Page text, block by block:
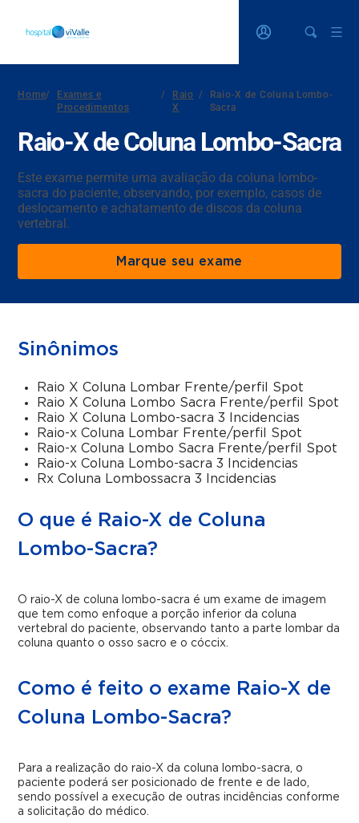
Home/
Exames e
Procedimentos
/
Raio
X
/
Raio-X de Coluna Lombo-
Sacra
Raio-X de Coluna Lombo-Sacra
Este exame permite uma avaliação da coluna lombo-
sacra do paciente, observando, por exemplo, casos de
deslocamento e achatamento de discos da coluna
vertebral.
Marque seu exame
Sinônimos
Raio X Coluna Lombar Frente/perfil Spot
Raio X Coluna Lombo Sacra Frente/perfil Spot
Raio X Coluna Lombo-sacra 3 Incidencias
Raio-x Coluna Lombar Frente/perfil Spot
Raio-x Coluna Lombo Sacra Frente/perfil Spot
Raio-x Coluna Lombo-sacra 3 Incidencias
Rx Coluna Lombossacra 3 Incidencias
O que é Raio-X de Coluna
Lombo-Sacra?
O raio-X de coluna lombo-sacra é um exame de imagem
que tem como enfoque a porção inferior da coluna
vertebral do paciente, observando tanto a parte lombar da
coluna quanto o osso sacro e o cóccix.
Como é feito o exame Raio-X de
Coluna Lombo-Sacra?
Para a realização do raio-X da coluna lombo-sacra, o
paciente poderá ser posicionado de frente e de lado,
sendo possível a execução de outras incidências conforme
a solicitação do médico.